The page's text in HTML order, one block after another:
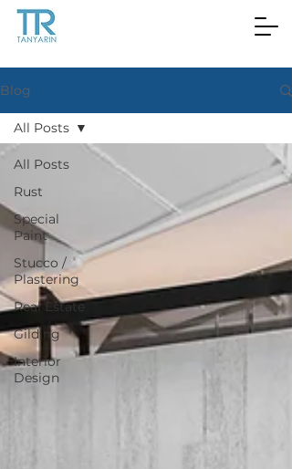
Blog
All Posts
Rust
Special
Paint
Stucco /
Plastering
Real Estate
Gilding
Interior
Design
All Posts